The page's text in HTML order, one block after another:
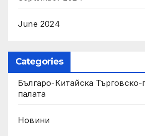
June 2024
Categories
Българо-Китайска
палaта
Новини